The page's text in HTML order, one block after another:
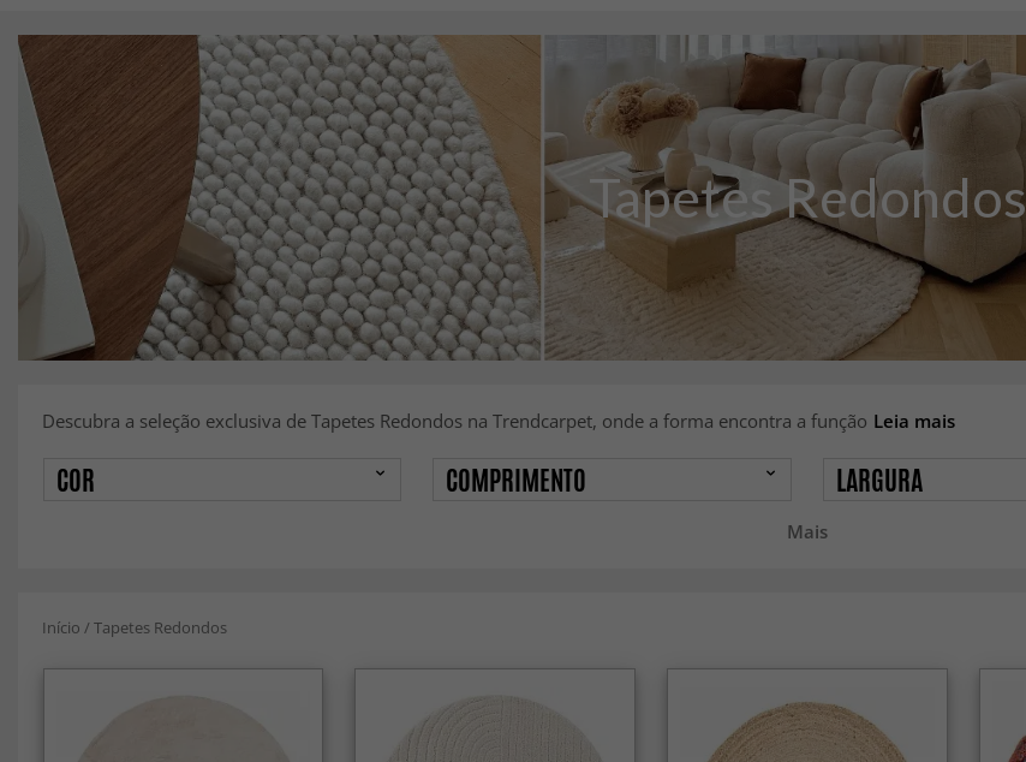
Tapetes Redondos
Descubra a seleção exclusiva de Tapetes Redondos na Trendcarpet, onde a forma encontra a função Leia mais
Mais
COR COMPRIMENTO LARGURA
Início /Tapetes Redondos